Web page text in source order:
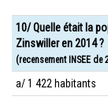
10/ Quelle était la
Zinswiller en 2014 ?
(recensement INSEE de
a/ 1 422 habitants